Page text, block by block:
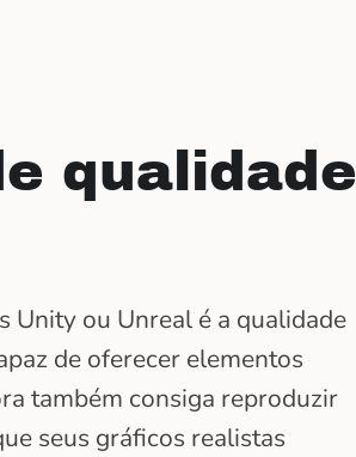
qualidade
Unity ou Unreal é a qualidade
de oferecer elementos
também consiga reproduzir
seus gráficos realistas